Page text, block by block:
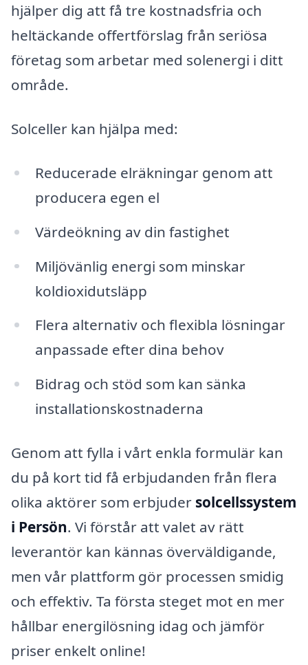
hjälper dig att få tre kostnadsfria och
heltäckande offertförslag från seriösa
företag som arbetar med solenergi i ditt
område.
Solceller kan hjälpa med:
Reducerade elräkningar genom att
producera egen el
Värdeökning av din fastighet
Miljövänlig energi som minskar
koldioxidutsläpp
Flera alternativ och flexibla lösningar
anpassade efter dina behov
Bidrag och stöd som kan sänka
installationskostnaderna
Genom att fylla i vårt enkla formulär kan
du på kort tid få erbjudanden från flera
olika aktörer som erbjuder solcellssystem
i Persön. Vi förstår att valet av rätt
leverantör kan kännas överväldigande,
men vår plattform gör processen smidig
och effektiv. Ta första steget mot en mer
hållbar energilösning idag och jämför
priser enkelt online!